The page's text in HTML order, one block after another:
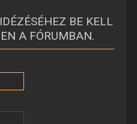
BE KELL
A FÓRUMBAN.